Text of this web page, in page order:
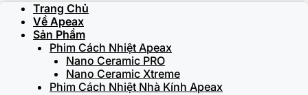
Trang Chủ
Về Apeax
Sản Phẩm
Phim Cách Nhiệt Apeax
Nano Ceramic PRO
Nano Ceramic Xtreme
Phim Cách Nhiệt Nhà Kính Apeax